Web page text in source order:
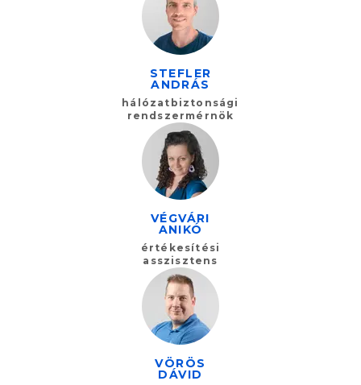
STEFLER
ANDRÁS
hálózatbiztonsági
rendszermérnök
VÉGVÁRI
ANIKÓ
értékesítési
asszisztens
VÖRÖS
DÁVID